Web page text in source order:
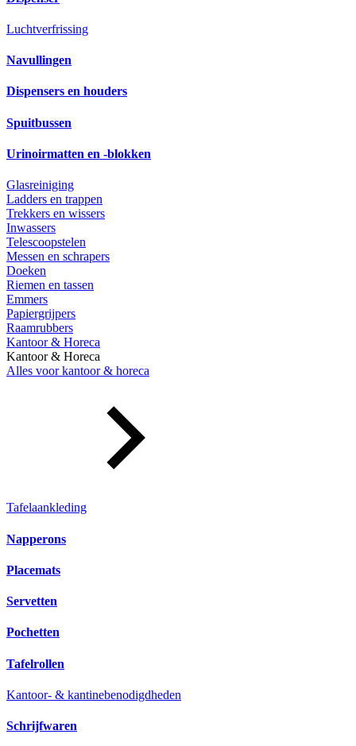
Luchtverfrissing
Navullingen
Dispensers en houders
Spuitbussen
Urinoirmatten en -blokken
Glasreiniging
Ladders en trappen
Trekkers en wissers
Inwassers
Telescoopstelen
Messen en schrapers
Doeken
Riemen en tassen
Emmers
Papiergrijpers
Raamrubbers
Kantoor & Horeca
Kantoor & Horeca
Alles voor kantoor & horeca
Tafelaankleding
Napperons
Placemats
Servetten
Pochetten
Tafelrollen
Kantoor- & kantinebenodigdheden
Schrijfwaren